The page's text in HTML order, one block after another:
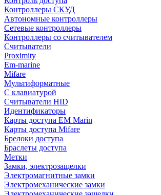
Контроллеры СКУД
Автономные контроллеры
Сетевые контроллеры
Контроллеры со считывателем
Считыватели
Proximity
Em-marine
Mifare
Мультиформатные
С клавиатурой
Считыватели HID
Идентификаторы
Карты доступа EM Marin
Карты доступа Mifare
Брелоки доступа
Браслеты доступа
Метки
Замки, электрозащелки
Электромагнитные замки
Электромеханические замки